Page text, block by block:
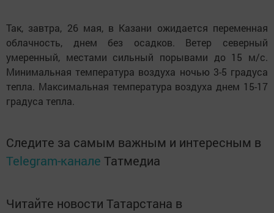
Так, завтра, 26 мая, в Казани ожидается переменная
облачность, днем без осадков. Ветер северный
умеренный, местами сильный порывами до 15 м/с.
Минимальная температура воздуха ночью 3-5 градуса
тепла. Максимальная температура воздуха днем 15-17
градуса тепла.
Следите за самым важным и интересным в
Telegram-канале Татмедиа
Читайте новости Татарстана в